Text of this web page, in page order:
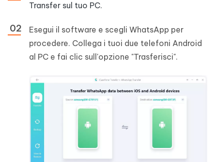
Transfer sul tuo PC.
Esegui il software e scegli WhatsApp per
procedere. Collega i tuoi due telefoni Android
al PC e fai clic sull'opzione "Trasferisci".